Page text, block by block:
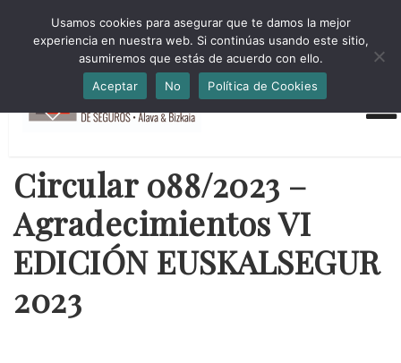
HORARIO INVIERNO Lun-Jue 09:00-16:30 Vier 9:00-14:00
administracion@cmsab.eus 94.442.43.43 Móvil y Whatsapp
688.889.170
Circular 088/2023 –
Agradecimientos VI
EDICIÓN EUSKALSEGUR
2023
Usamos cookies para asegurar que te damos la mejor
experiencia en nuestra web. Si continúas usando este sitio,
asumiremos que estás de acuerdo con ello.
Aceptar
No Política de Cookies